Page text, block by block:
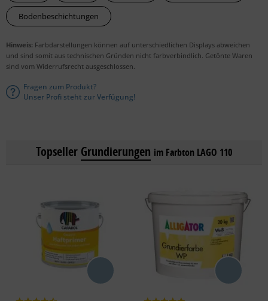
Bodenbeschichtungen
Hinweis: Farbdarstellungen können auf unterschiedlichen Displays abweichen
und sind somit aus technischen Gründen nicht farbverbindlich. Getönte Waren
sind vom Widerrufsrecht ausgeschlossen.
Fragen zum Produkt?
Unser Profi steht zur Verfügung!
Topseller Grundierungen im Farbton LAGO 110